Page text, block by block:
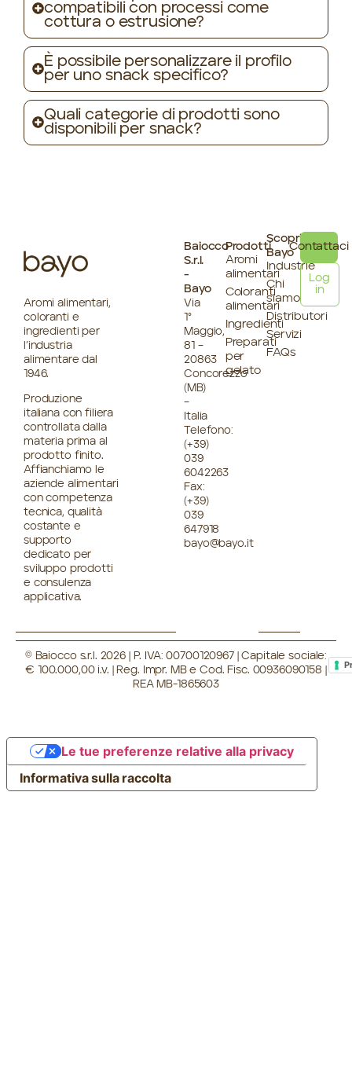
compatibili con processi come
cottura o estrusione?
È possibile personalizzare il profilo
per uno snack specifico?
Quali categorie di prodotti sono
disponibili per snack?
Aromi alimentari,
coloranti e
ingredienti per
l’industria
alimentare dal
1946.
Produzione
italiana con filiera
controllata dalla
materia prima al
prodotto finito.
Affianchiamo le
aziende alimentari
con competenza
tecnica, qualità
costante e
supporto
dedicato per
sviluppo prodotti
e consulenza
applicativa.
Baiocco
S.r.l.
-
Bayo
Via
1°
Maggio,
81 –
20863
Concorezzo
(MB)
–
Italia
Telefono:
(+39)
039
6042263
Fax:
(+39)
039
647918
bayo@bayo.it
Prodotti
Aromi
alimentari
Coloranti
alimentari
Ingredienti
Preparati
per
gelato
Scopri
Bayo
Industrie
Chi
siamo
Distributori
Servizi
FAQs
Contattaci
Log
in
© Baiocco s.r.l. 2026 | P. IVA: 00700120967 | Capitale sociale:
€ 100.000,00 i.v. | Reg. Impr. MB e Cod. Fisc. 00936090158 |
REA MB-1865603
Informativa sulla raccolta
Le tue preferenze relative alla privacy